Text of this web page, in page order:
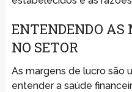
ENTENDENDO AS
NO SETOR
As margens de lucro são
entender a saúde